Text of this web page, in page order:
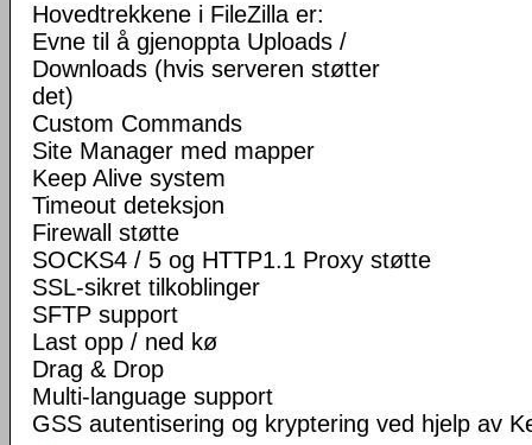
Hovedtrekkene i FileZilla er:
Evne til å gjenoppta Uploads /
Downloads (hvis serveren støtter
det)
Custom Commands
Site Manager med mapper
Keep Alive system
Timeout deteksjon
Firewall støtte
SOCKS4 / 5 og HTTP1.1 Proxy støtte
SSL-sikret tilkoblinger
SFTP support
Last opp / ned kø
Drag & Drop
Multi-language support
GSS autentisering og kryptering ved hjelp av